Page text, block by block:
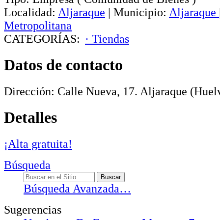
Localidad: Aljaraque | Municipio: Aljaraque
Metropolitana
CATEGORÍAS: · Tiendas
Datos de contacto
Dirección: Calle Nueva, 17. Aljaraque
Detalles
¡Alta gratuita!
Búsqueda
Búsqueda Avanzada…
Sugerencias